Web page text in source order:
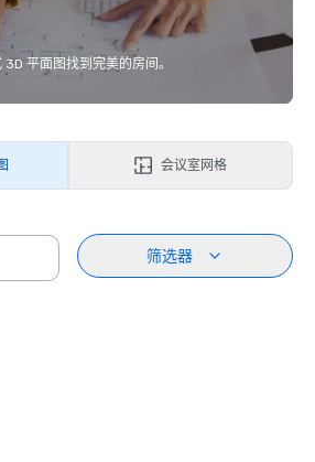
平面图找到完美的房间。
会议室网格
筛选器